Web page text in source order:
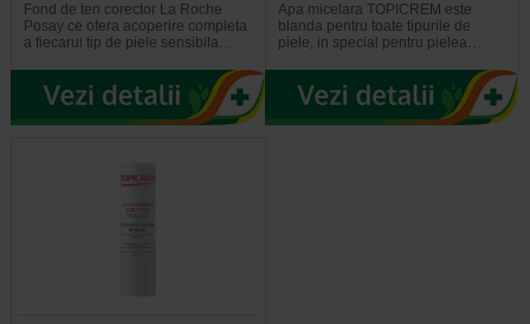
Fond de ten corector La Roche
Posay ce ofera acoperire completa
a fiecarui tip de piele sensibila…
Apa micelara TOPICREM este
blanda pentru toate tipurile de
piele, in special pentru pielea…